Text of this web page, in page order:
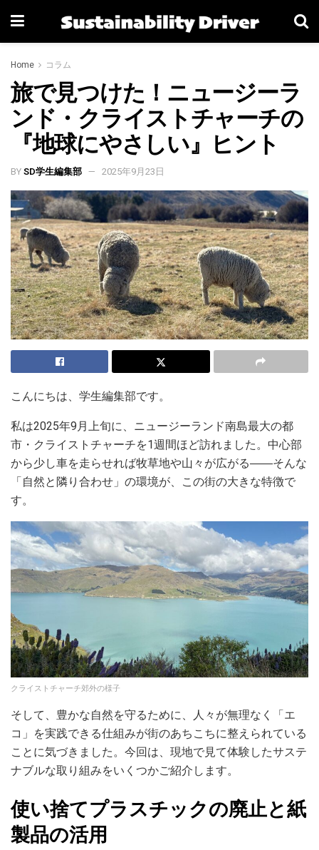
Home コラム
旅で見つけた！ニュージーラ
ンド・クライストチャーチの
『地球にやさしい』ヒント
BYSD学生編集部 2025年9月23日
こんにちは、学生編集部です。
私は2025年9月上旬に、ニュージーランド南島最大の都
市・クライストチャーチを1週間ほど訪れました。中心部
から少し車を走らせれば牧草地や山々が広がる――そんな
「自然と隣り合わせ」の環境が、この街の大きな特徴で
す。
クライストチャーチ郊外の様子
そして、豊かな自然を守るために、人々が無理なく「エ
コ」を実践できる仕組みが街のあちこちに整えられている
ことに気づきました。今回は、現地で見て体験したサステ
ナブルな取り組みをいくつかご紹介します。
使い捨てプラスチックの廃止と紙
製品の活用